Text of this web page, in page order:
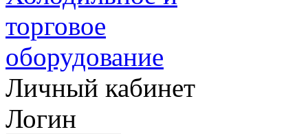
Личный кабинет
Логин